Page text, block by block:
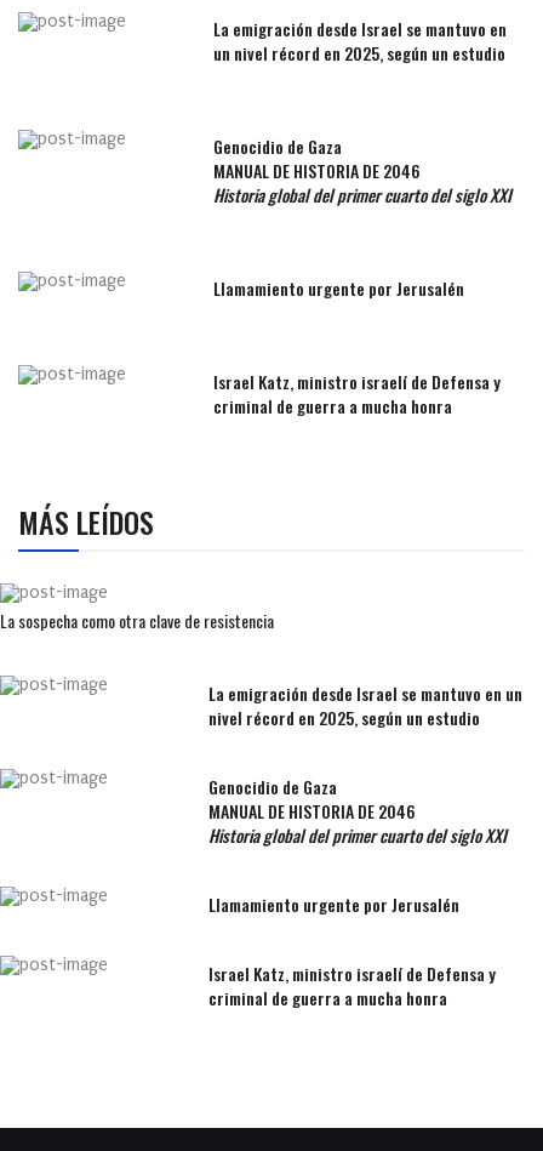
La emigración desde Israel se mantuvo en
un nivel récord en 2025, según un estudio
Genocidio de Gaza
MANUAL DE HISTORIA DE 2046
Historia global del primer cuarto del siglo XXI
Llamamiento urgente por Jerusalén
Israel Katz, ministro israelí de Defensa y
criminal de guerra a mucha honra
MÁS LEÍDOS
La sospecha como otra clave de resistencia
La emigración desde Israel se mantuvo en un
nivel récord en 2025, según un estudio
Genocidio de Gaza
MANUAL DE HISTORIA DE 2046
Historia global del primer cuarto del siglo XXI
Llamamiento urgente por Jerusalén
Israel Katz, ministro israelí de Defensa y
criminal de guerra a mucha honra